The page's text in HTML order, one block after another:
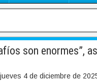
son enormes”,
4 de diciembre de